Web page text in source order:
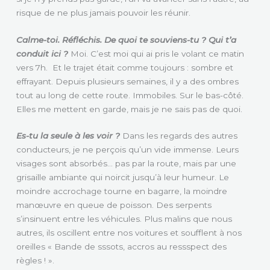
risque de ne plus jamais pouvoir les réunir.
Calme-toi. Réfléchis. De quoi te souviens-tu ? Qui t’a
conduit ici ?Moi. C’est moi qui ai pris le volant ce matin
vers 7h. Et le trajet était comme toujours : sombre et
effrayant. Depuis plusieurs semaines, il y a des ombres
tout au long de cette route. Immobiles. Sur le bas-côté.
Elles me mettent en garde, mais je ne sais pas de quoi.
Es-tu la seule à les voir ? Dans les regards des autres
conducteurs, je ne perçois qu’un vide immense. Leurs
visages sont absorbés… pas par la route, mais par une
grisaille ambiante qui noircit jusqu’à leur humeur. Le
moindre accrochage tourne en bagarre, la moindre
manœuvre en queue de poisson. Des serpents
s’insinuent entre les véhicules. Plus malins que nous
autres, ils oscillent entre nos voitures et soufflent à nos
oreilles « Bande de sssots, accros au ressspect des
règles ! ».